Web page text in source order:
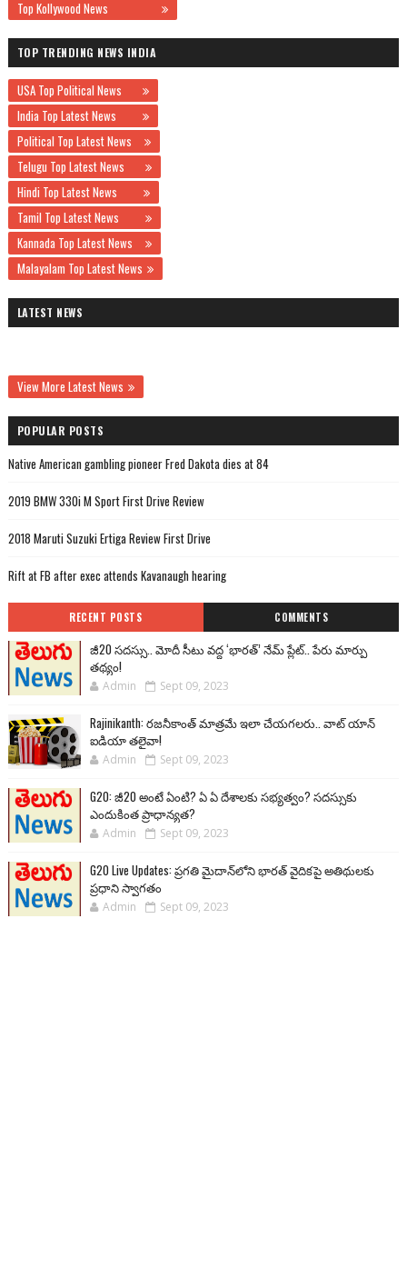
Top Kollywood News
TOP TRENDING NEWS INDIA
USA Top Political News
India Top Latest News
Political Top Latest News
Telugu Top Latest News
Hindi Top Latest News
Tamil Top Latest News
Kannada Top Latest News
Malayalam Top Latest News
LATEST NEWS
View More Latest News
POPULAR POSTS
Native American gambling pioneer Fred Dakota dies at 84
2019 BMW 330i M Sport First Drive Review
2018 Maruti Suzuki Ertiga Review First Drive
Rift at FB after exec attends Kavanaugh hearing
RECENT POSTS COMMENTS
జీ20 సదస్సు.. మోదీ సీటు వద్ద ‘భారత్’ నేమ్ ప్లేట్‌.. పేరు మార్పు
తథ్యం!
Admin Sept 09, 2023
Rajinikanth: రజనీకాంత్ మాత్రమే ఇలా చేయగలరు.. వాట్ యాన్
ఐడియా తలైవా!
Admin Sept 09, 2023
G20: జీ20 అంటే ఏంటి? ఏ ఏ దేశాలకు సభ్యత్వం? సదస్సుకు
ఎందుకింత ప్రాధాన్యత?
Admin Sept 09, 2023
G20 Live Updates: ప్రగతి మైదాన్‌లోని భారత్ వైదికపై అతిథులకు
ప్రధాని స్వాగతం
Admin Sept 09, 2023